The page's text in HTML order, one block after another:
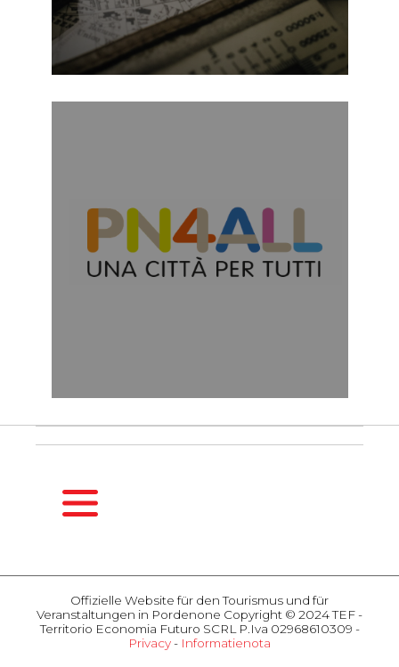
SAISONFÜHRER
Frühling
Offizielle Website für den Tourismus und für
Veranstaltungen in Pordenone Copyright © 2024 TEF -
Territorio Economia Futuro SCRL P.Iva 02968610309 -
Privacy - Informatienota